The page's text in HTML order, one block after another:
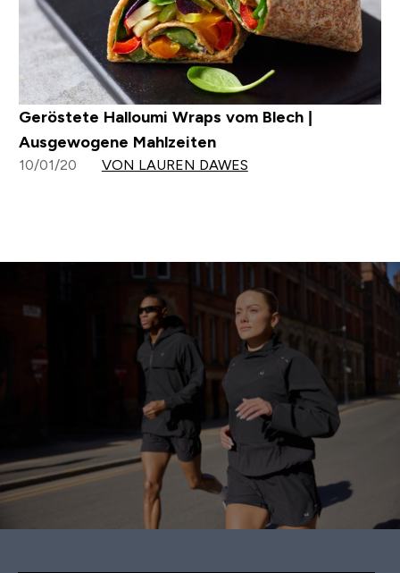
Geröstete Halloumi Wraps vom Blech |
Ausgewogene Mahlzeiten
10/01/20 VON LAUREN DAWES